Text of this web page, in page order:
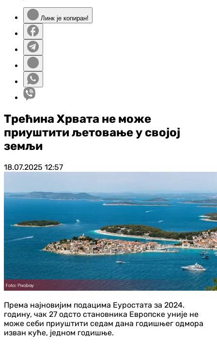
Линк је копиран!
Трећина Хрвата не може
приуштити љетовање у својој
земљи
18.07.2025 12:57
Према најновијим подацима Еуростата за 2024.
годину, чак 27 одсто становника Европске уније не
може себи приуштити седам дана годишњег одмора
изван куће, једном годишње.